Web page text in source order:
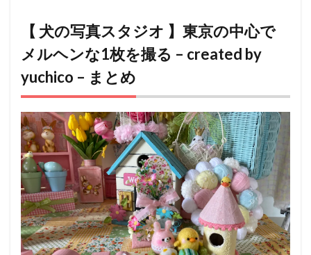
【 犬の写真スタジオ 】東京の中心で
メルヘンな1枚を撮る – created by
yuchico – まとめ